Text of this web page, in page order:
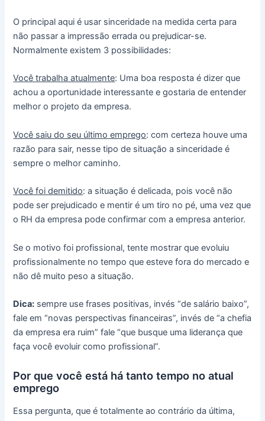
O principal aqui é usar sinceridade na medida certa para
não passar a impressão errada ou prejudicar-se.
Normalmente existem 3 possibilidades:
Você trabalha atualmente: Uma boa resposta é dizer que
achou a oportunidade interessante e gostaria de entender
melhor o projeto da empresa.
Você saiu do seu último emprego: com certeza houve uma
razão para sair, nesse tipo de situação a sinceridade é
sempre o melhor caminho.
Você foi demitido: a situação é delicada, pois você não
pode ser prejudicado e mentir é um tiro no pé, uma vez que
o RH da empresa pode confirmar com a empresa anterior.
Se o motivo foi profissional, tente mostrar que evoluiu
profissionalmente no tempo que esteve fora do mercado e
não dê muito peso a situação.
Dica: sempre use frases positivas, invés “de salário baixo”,
fale em “novas perspectivas financeiras”, invés de “a chefia
da empresa era ruim” fale “que busque uma liderança que
faça você evoluir como profissional”.
Por que você está há tanto tempo no atual
emprego
Essa pergunta, que é totalmente ao contrário da última,